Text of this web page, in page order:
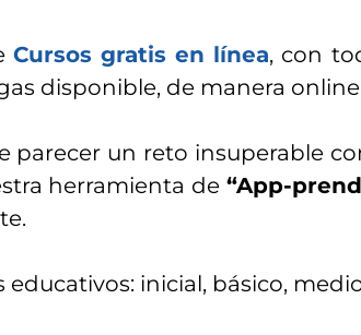
Cursos gratis en línea, con
disponible, de manera
parecer un reto insuperable
herramienta de “App-
inicial, básico,